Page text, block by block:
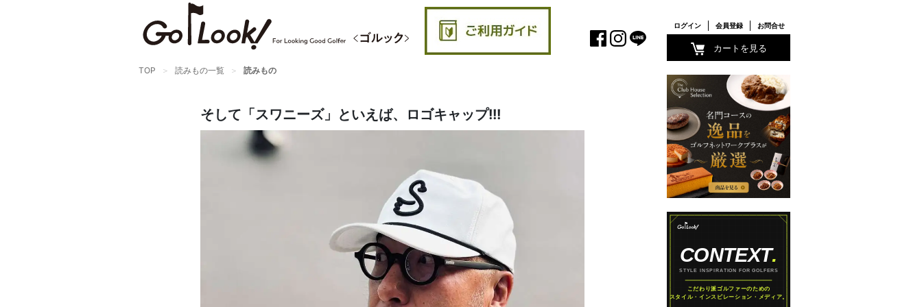
TOP 読みもの一覧 読みもの
そして「スワニーズ」といえば、ロゴキャップ!!!
ログイン 会員登録 お問合せ
カートを見る